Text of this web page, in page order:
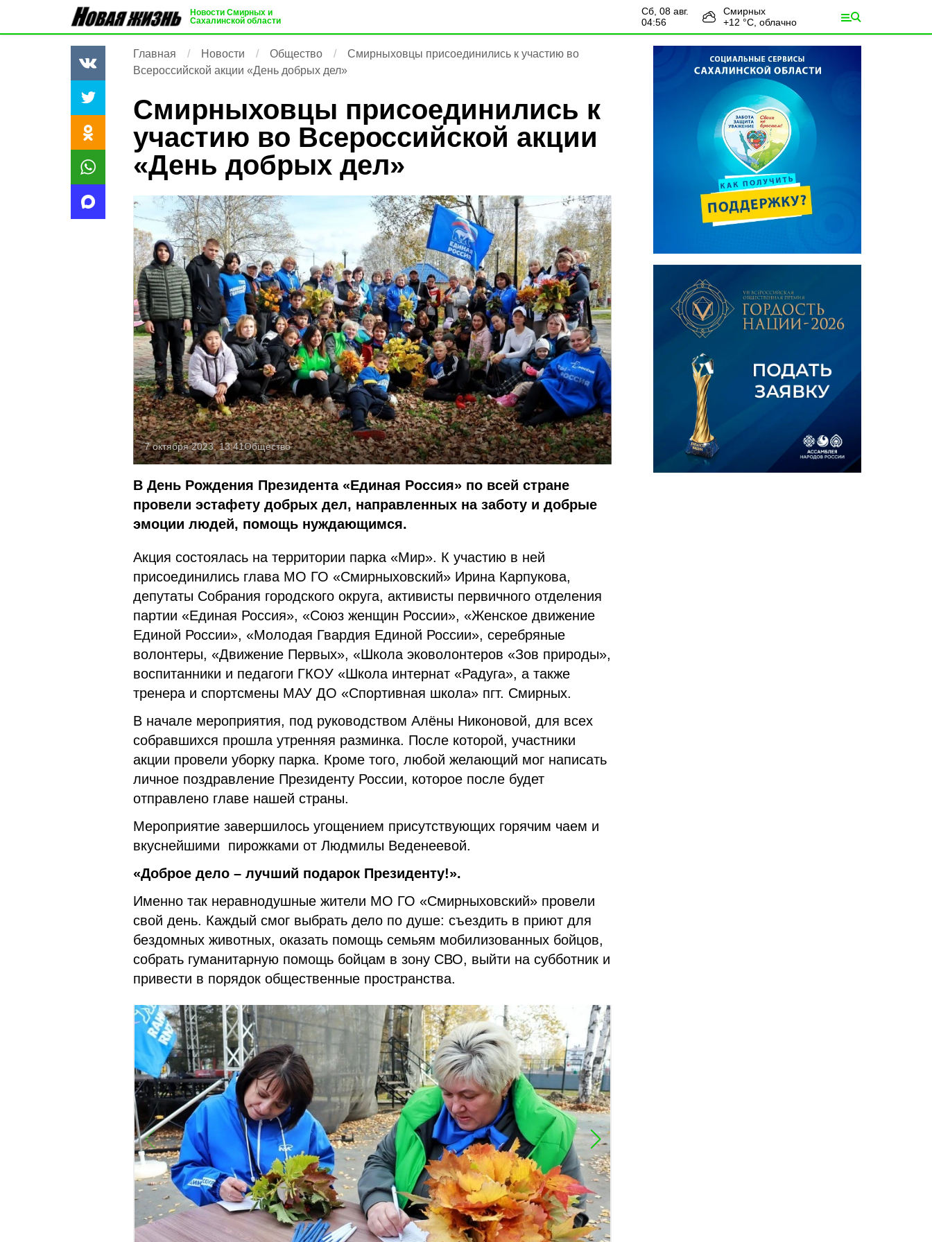
Новости Смирных и
Сахалинской области
сб, 08 авг.
04:56
Смирных
+12 °С, облачно
Главная Новости Общество
Смирныховцы присоединились к участию во
Всероссийской акции «День добрых дел»
Смирныховцы присоединились к
участию во Всероссийской акции
«День добрых дел»
7 октября 2023, 13:41Общество
В День Рождения Президента «Единая Россия» по всей стране
провели эстафету добрых дел, направленных на заботу и добрые
эмоции людей, помощь нуждающимся.
Акция состоялась на территории парка «Мир». К участию в ней
присоединились глава МО ГО «Смирныховский» Ирина Карпукова,
депутаты Собрания городского округа, активисты первичного отделения
партии «Единая Россия», «Союз женщин России», «Женское движение
Единой России», «Молодая Гвардия Единой России», серебряные
волонтеры, «Движение Первых», «Школа эковолонтеров «Зов природы»,
воспитанники и педагоги ГКОУ «Школа интернат «Радуга», а также
тренера и спортсмены МАУ ДО «Спортивная школа» пгт. Смирных.
В начале мероприятия, под руководством Алëны Никоновой, для всех
собравшихся прошла утренняя разминка. После которой, участники
акции провели уборку парка. Кроме того, любой желающий мог написать
личное поздравление Президенту России, которое после будет
отправлено главе нашей страны.
Мероприятие завершилось угощением присутствующих горячим чаем и
вкуснейшими пирожками от Людмилы Веденеевой.
«Доброе дело – лучший подарок Президенту!».
Именно так неравнодушные жители МО ГО «Смирныховский» провели
свой день. Каждый смог выбрать дело по душе: съездить в приют для
бездомных животных, оказать помощь семьям мобилизованных бойцов,
собрать гуманитарную помощь бойцам в зону СВО, выйти на субботник и
привести в порядок общественные пространства.